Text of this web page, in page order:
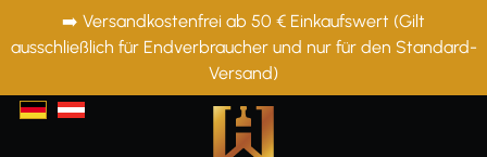
springen
➡️ Versandkostenfrei ab 50 € Einkaufswert (Gilt
ausschließlich für Endverbraucher und nur für den Standard-
Versand)